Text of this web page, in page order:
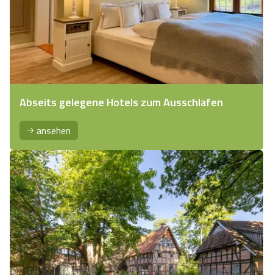
Abseits gelegene Hotels zum Ausschlafen
ansehen